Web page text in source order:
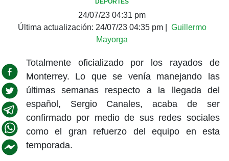
DEPORTES
24/07/23 04:31 pm
Última actualización: 24/07/23 04:35 pm|
Guillermo
Mayorga
Totalmente oficializado por los rayados de
Monterrey. Lo que se venía manejando las
últimas semanas respecto a la llegada del
español, Sergio Canales, acaba de ser
confirmado por medio de sus redes sociales
como el gran refuerzo del equipo en esta
temporada.